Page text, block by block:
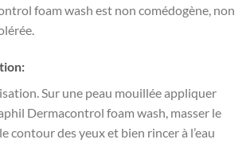
foam wash est non comédogène, non
Sur une peau mouillée appliquer
Dermacontrol foam wash, masser le
contour des yeux et bien rincer à l’eau